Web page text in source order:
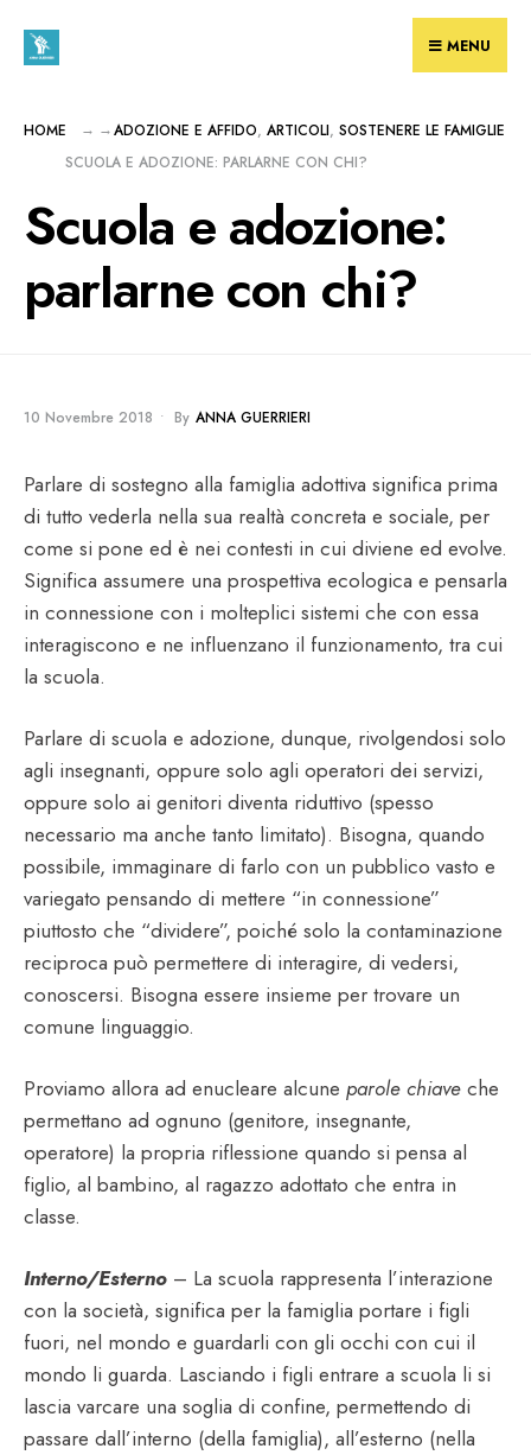
MENU
HOME ADOZIONE E AFFIDO, ARTICOLI, SOSTENERE LE FAMIGLIE
SCUOLA E ADOZIONE: PARLARNE CON CHI?
Scuola e adozione:
parlarne con chi?
10 Novembre 2018 • By ANNA GUERRIERI
Parlare di sostegno alla famiglia adottiva significa prima
di tutto vederla nella sua realtà concreta e sociale, per
come si pone ed è nei contesti in cui diviene ed evolve.
Significa assumere una prospettiva ecologica e pensarla
in connessione con i molteplici sistemi che con essa
interagiscono e ne influenzano il funzionamento, tra cui
la scuola.
Parlare di scuola e adozione, dunque, rivolgendosi solo
agli insegnanti, oppure solo agli operatori dei servizi,
oppure solo ai genitori diventa riduttivo (spesso
necessario ma anche tanto limitato). Bisogna, quando
possibile, immaginare di farlo con un pubblico vasto e
variegato pensando di mettere “in connessione”
piuttosto che “dividere”, poiché solo la contaminazione
reciproca può permettere di interagire, di vedersi,
conoscersi. Bisogna essere insieme per trovare un
comune linguaggio.
Proviamo allora ad enucleare alcune parole chiave che
permettano ad ognuno (genitore, insegnante,
operatore) la propria riflessione quando si pensa al
figlio, al bambino, al ragazzo adottato che entra in
classe.
Interno/Esterno – La scuola rappresenta l’interazione
con la società, significa per la famiglia portare i figli
fuori, nel mondo e guardarli con gli occhi con cui il
mondo li guarda. Lasciando i figli entrare a scuola li si
lascia varcare una soglia di confine, permettendo di
passare dall’interno (della famiglia), all’esterno (nella